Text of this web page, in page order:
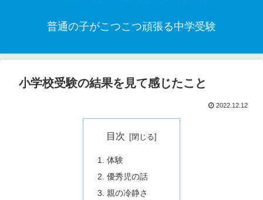
普通の子がこつこつ頑張る中学受験
小学校受験の結果を見て感じたこと
2022.12.12
目次
体験
優秀児の話
親の冷静さ